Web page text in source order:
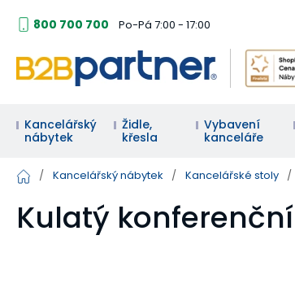
800 700 700 Po-Pá 7:00 - 17:00
Kancelářský
nábytek
Židle,
křesla
Vybavení
kanceláře
/ Kancelářský nábytek / Kancelářské stoly /
Kulatý